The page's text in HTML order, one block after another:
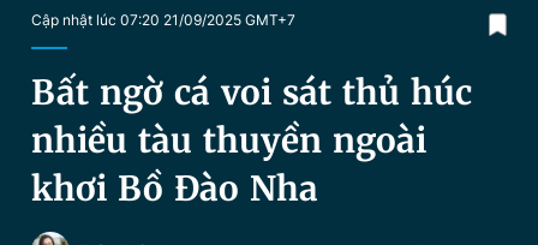
Video Magazine
Cập nhật lúc 07:20 21/09/2025 GMT+7
Bất ngờ cá voi sát thủ húc
nhiều tàu thuyền ngoài
khơi Bồ Đào Nha